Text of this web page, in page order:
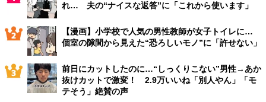
れ… 夫の“ナイスな返答”に「これから使います」
【漫画】小学校で人気の男性教師が女子トイレに…
個室の隙間から見えた“恐ろしいモノ”に「許せない」
前日にカットしたのに…“しっくりこない”男性→あか
抜けカットで激変！ 2.9万いいね「別人やん」「モ
テそう」絶賛の声